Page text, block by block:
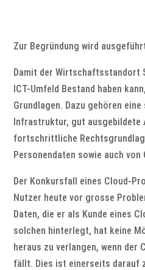
Zur Begründung wird
Damit der Wirtschaftsstandort
ICT-Umfeld Bestand haben
Grundlagen. Dazu gehören
Infrastruktur, gut ausgebildete
fortschrittliche
Personendaten sowie auch von
Der Konkursfall eines Cloud-
Nutzer heute vor grosse
Daten, die er als Kunde eines
solchen hinterlegt, hat keine
heraus zu verlangen, wenn der
fällt. Dies ist einerseits darauf